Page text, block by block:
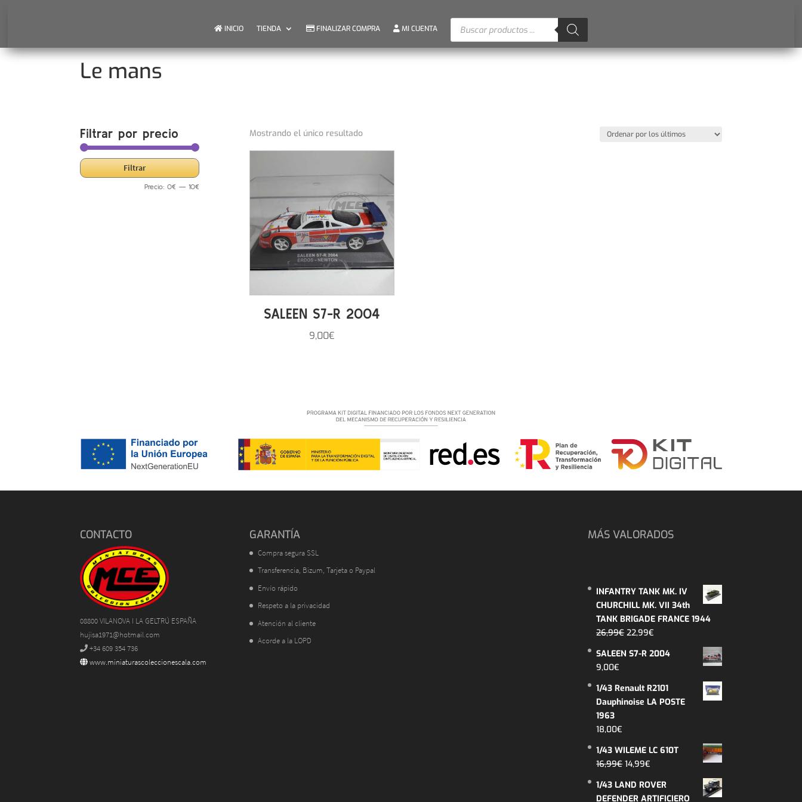
INICIO TIENDA FINALIZAR COMPRA MI CUENTA Búsqueda
productos
Le mans
Filtrar por precio
Precio
Precio
Filtrar
Precio:0€ —10€
Mostrando el único resultado
SALEEN S7-R 2004
9,00€
CONTACTO
08800 VILANOVA I LA GELTRÚ ESPAÑA
hujisa1971@hotmail.com
+34 609 354 736
www.miniaturascoleccionescala.com
GARANTÍA
Compra segura SSL
Transferencia, Bizum, Tarjeta o Paypal
Envío rápido
Respeto a la privacidad
Atención al cliente
Acorde a la LOPD
MÁS VALORADOS
INFANTRY TANK MK. IV
CHURCHILL MK. VII 34th
TANK BRIGADE FRANCE 1944
26,99€ El
original
26,99€.
22,99€
actual
22,99€.
SALEEN S7-R 2004
9,00€
1/43 Renault R2101
Dauphinoise LA POSTE
1963
18,00€
1/43 WILEME LC 610T
16,99€ El
original
14,99€
actual
1/43 LAND ROVER
DEFENDER ARTIFICIERO